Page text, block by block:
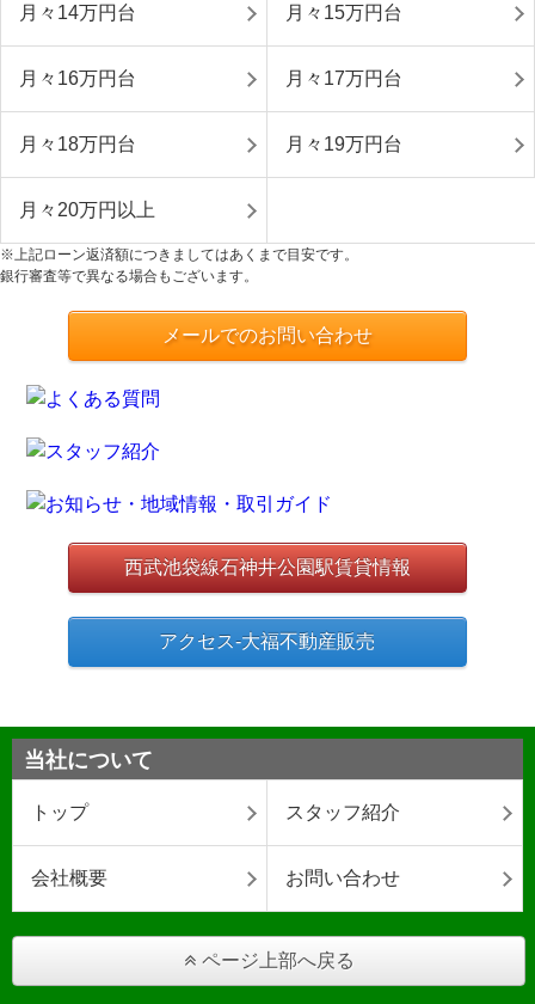
月々14万円台 月々15万円台
月々16万円台 月々17万円台
月々18万円台 月々19万円台
月々20万円以上
※上記ローン返済額につきましてはあくまで目安です。
銀行審査等で異なる場合もございます。
メールでのお問い合わせ
西武池袋線石神井公園駅賃貸情報
アクセス-大福不動産販売
当社について
トップ スタッフ紹介
会社概要 お問い合わせ
ページ上部へ戻る